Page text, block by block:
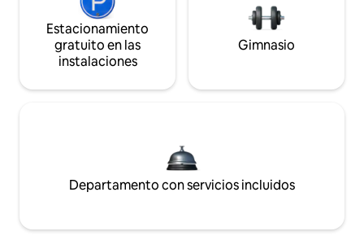
Estacionamiento
gratuito en las
instalaciones
Gimnasio
Departamento con servicios incluidos